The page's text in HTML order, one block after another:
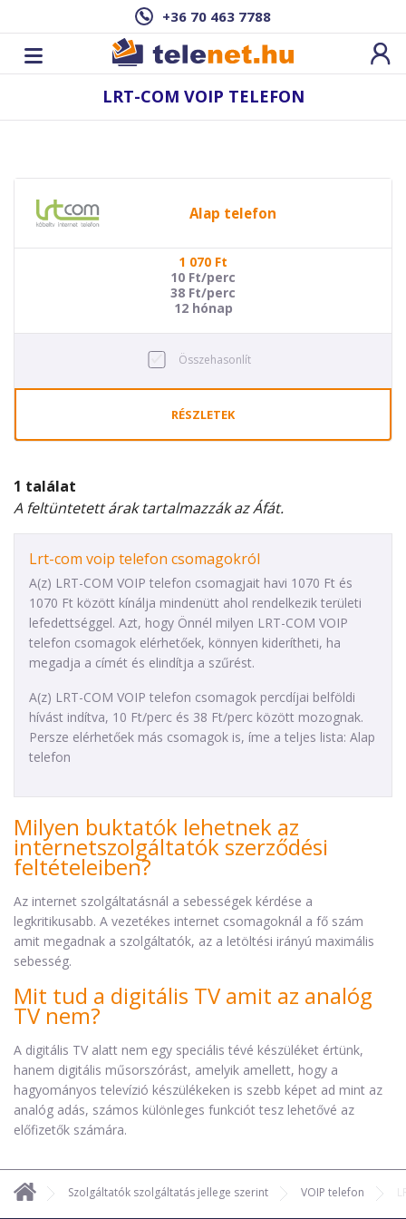
+36 70 463 7788
LRT-COM VOIP TELEFON
Alap telefon
1 070 Ft
10 Ft/perc
38 Ft/perc
12 hónap
Összehasonlít
RÉSZLETEK
1 találat
A feltüntetett árak tartalmazzák az Áfát.
Lrt-com voip telefon csomagokról
A(z) LRT-COM VOIP telefon csomagjait havi 1070 Ft és
1070 Ft között kínálja mindenütt ahol rendelkezik területi
lefedettséggel. Azt, hogy Önnél milyen LRT-COM VOIP
telefon csomagok elérhetőek, könnyen kiderítheti, ha
megadja a címét és elindítja a szűrést.
A(z) LRT-COM VOIP telefon csomagok percdíjai belföldi
hívást indítva, 10 Ft/perc és 38 Ft/perc között mozognak.
Persze elérhetőek más csomagok is, íme a teljes lista: Alap
telefon
Milyen buktatók lehetnek az
internetszolgáltatók szerződési
feltételeiben?
Az internet szolgáltatásnál a sebességek kérdése a
legkritikusabb. A vezetékes internet csomagoknál a fő szám
amit megadnak a szolgáltatók, az a letöltési irányú maximális
sebesség.
Mit tud a digitális TV amit az analóg
TV nem?
A digitális TV alatt nem egy speciális tévé készüléket értünk,
hanem digitális műsorszórást, amelyik amellett, hogy a
hagyományos televízió készülékeken is szebb képet ad mint az
analóg adás, számos különleges funkciót tesz lehetővé az
előfizetők számára.
Szolgáltatók szolgáltatás jellege szerint VOIP telefon